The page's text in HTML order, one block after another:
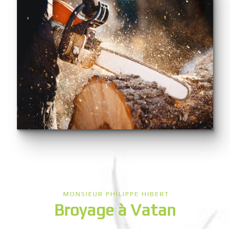
MONSIEUR PHILIPPE HIBERT
broyage à Vatan